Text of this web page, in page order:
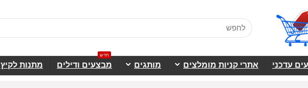
עדכני אתרי קניות מומלצים מותגים מבצעים ודילים
חדש
מתנות לקיץ